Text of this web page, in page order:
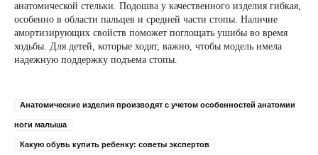
анатомической стельки. Подошва у качественного изделия гибкая,
особенно в области пальцев и средней части стопы. Наличие
амортизирующих свойств поможет поглощать ушибы во время
ходьбы. Для детей, которые ходят, важно, чтобы модель имела
надежную поддержку подъема стопы.
Анатомические изделия производят с учетом особенностей анатомии
ноги малыша
Какую обувь купить ребенку: советы экспертов